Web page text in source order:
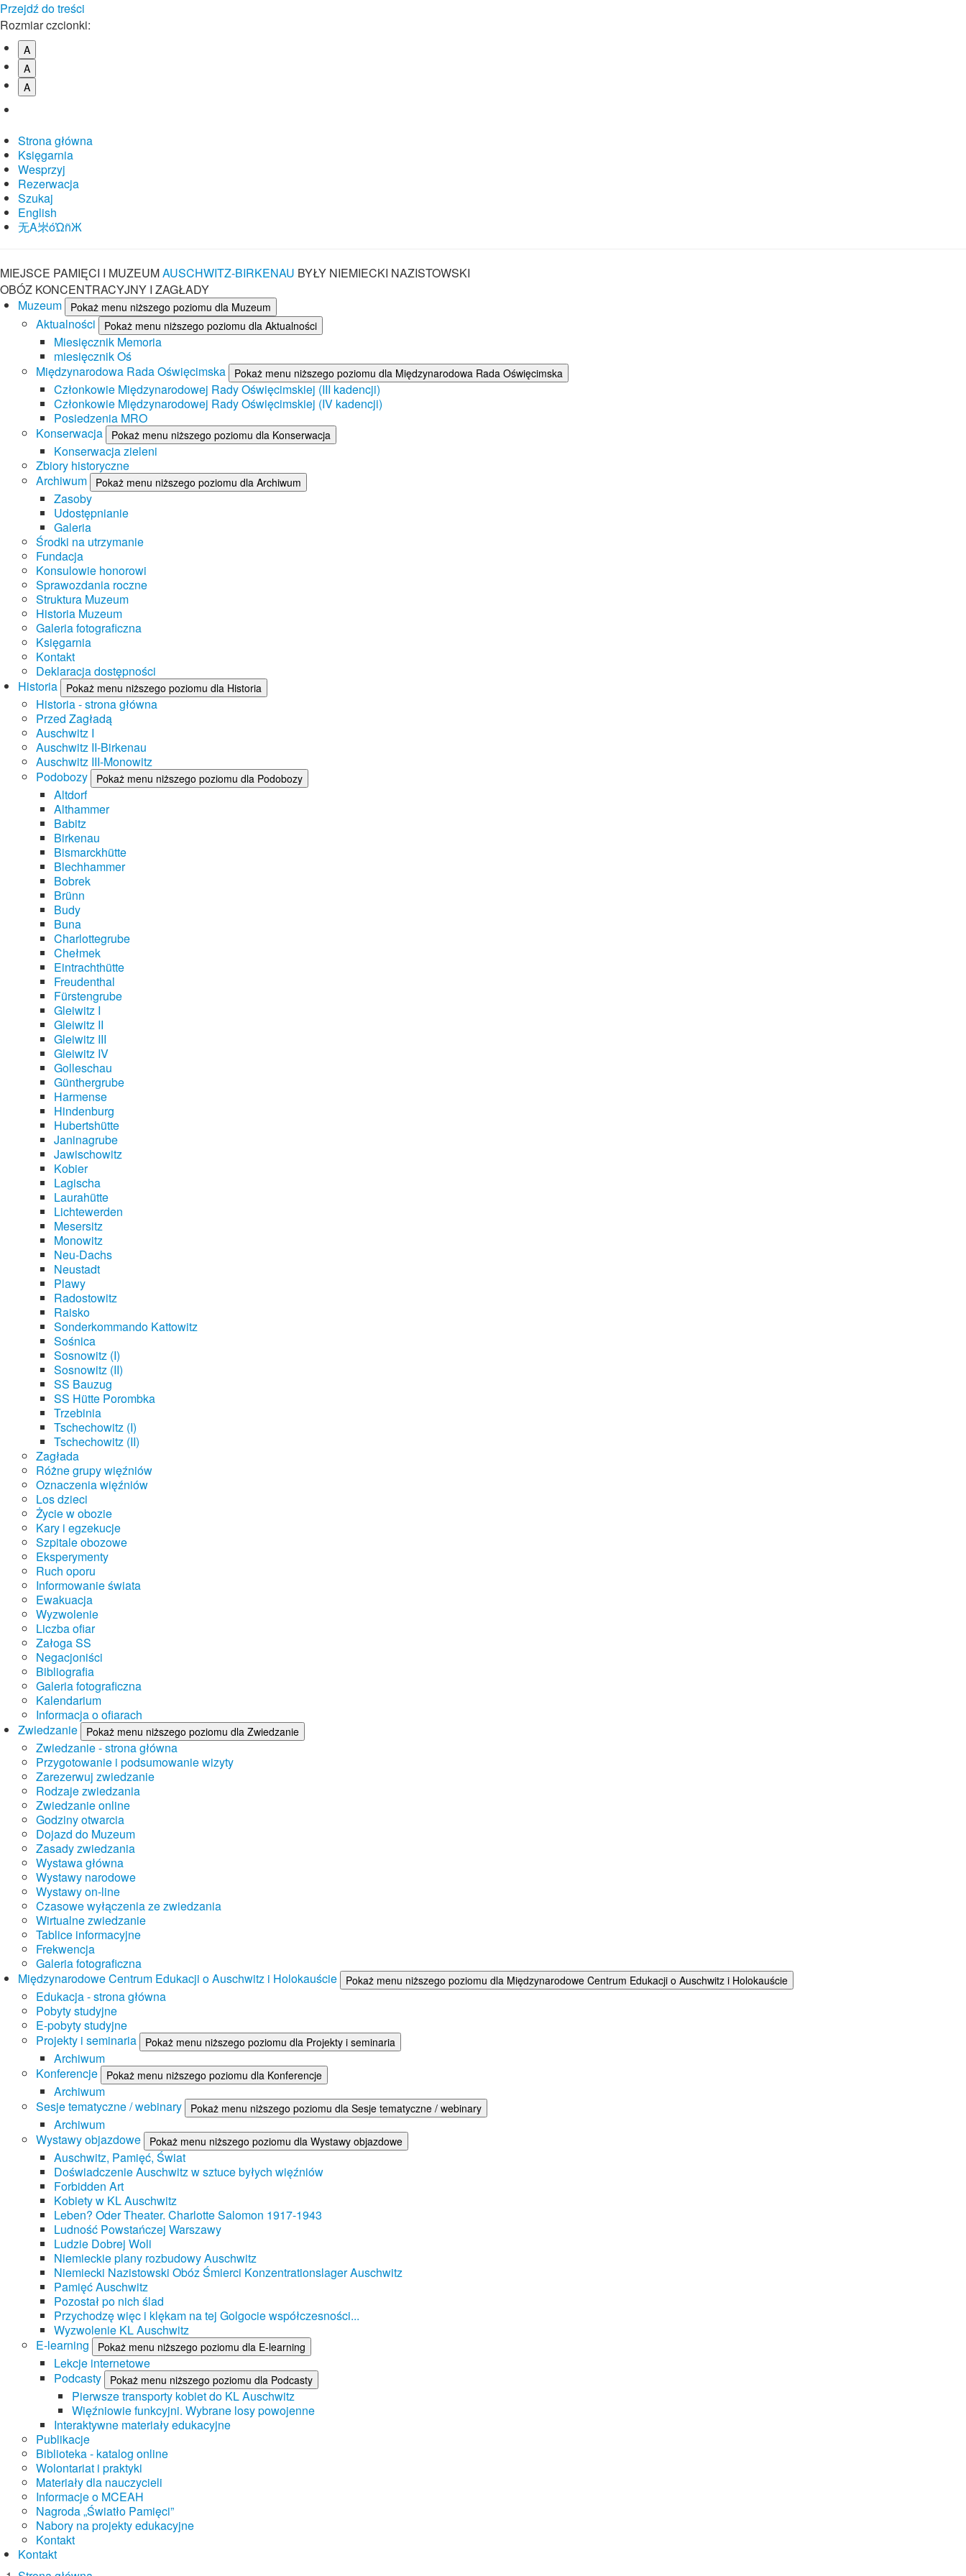
Przejdź do treści
Rozmiar czcionki:
A
A
A
Strona główna
Księgarnia
Wesprzyj
Rezerwacja
Szukaj
English
⽆A㞸óὨñЖ
MIEJSCE PAMIĘCI I MUZEUMAUSCHWITZ-BIRKENAU BYŁY NIEMIECKI NAZISTOWSKI
OBÓZ KONCENTRACYJNY I ZAGŁADY
Muzeum
Pokaż menu niższego poziomu dla Muzeum
Aktualności Pokaż menu niższego poziomu dla Aktualności
Miesięcznik Memoria
miesięcznik Oś
Międzynarodowa Rada Oświęcimska
Pokaż menu niższego poziomu dla Międzynarodowa Rada Oświęcimska
Członkowie Międzynarodowej Rady Oświęcimskiej (III kadencji)
Członkowie Międzynarodowej Rady Oświęcimskiej (IV kadencji)
Posiedzenia MRO
Konserwacja
Pokaż menu niższego poziomu dla Konserwacja
Konserwacja zieleni
Zbiory historyczne
Archiwum
Pokaż menu niższego poziomu dla Archiwum
Zasoby
Udostępnianie
Galeria
Środki na utrzymanie
Fundacja
Konsulowie honorowi
Sprawozdania roczne
Struktura Muzeum
Historia Muzeum
Galeria fotograficzna
Księgarnia
Kontakt
Deklaracja dostępności
Historia
Pokaż menu niższego poziomu dla Historia
Historia - strona główna
Przed Zagładą
Auschwitz I
Auschwitz II-Birkenau
Auschwitz III-Monowitz
Podobozy
Pokaż menu niższego poziomu dla Podobozy
Altdorf
Althammer
Babitz
Birkenau
Bismarckhütte
Blechhammer
Bobrek
Brünn
Budy
Buna
Charlottegrube
Chełmek
Eintrachthütte
Freudenthal
Fürstengrube
Gleiwitz I
Gleiwitz II
Gleiwitz III
Gleiwitz IV
Golleschau
Günthergrube
Harmense
Hindenburg
Hubertshütte
Janinagrube
Jawischowitz
Kobier
Lagischa
Laurahütte
Lichtewerden
Mesersitz
Monowitz
Neu-Dachs
Neustadt
Plawy
Radostowitz
Raisko
Sonderkommando Kattowitz
Sośnica
Sosnowitz (I)
Sosnowitz (II)
SS Bauzug
SS Hütte Porombka
Trzebinia
Tschechowitz (I)
Tschechowitz (II)
Zagłada
Różne grupy więźniów
Oznaczenia więźniów
Los dzieci
Życie w obozie
Kary i egzekucje
Szpitale obozowe
Eksperymenty
Ruch oporu
Informowanie świata
Ewakuacja
Wyzwolenie
Liczba ofiar
Załoga SS
Negacjoniści
Bibliografia
Galeria fotograficzna
Kalendarium
Informacja o ofiarach
Zwiedzanie
Pokaż menu niższego poziomu dla Zwiedzanie
Zwiedzanie - strona główna
Przygotowanie i podsumowanie wizyty
Zarezerwuj zwiedzanie
Rodzaje zwiedzania
Zwiedzanie online
Godziny otwarcia
Dojazd do Muzeum
Zasady zwiedzania
Wystawa główna
Wystawy narodowe
Wystawy on-line
Czasowe wyłączenia ze zwiedzania
Wirtualne zwiedzanie
Tablice informacyjne
Frekwencja
Galeria fotograficzna
Międzynarodowe Centrum Edukacji o Auschwitz i Holokauście
Pokaż menu niższego poziomu dla Międzynarodowe Centrum Edukacji o Auschwitz i Holokauście
Edukacja - strona główna
Pobyty studyjne
E-pobyty studyjne
Projekty i seminaria
Pokaż menu niższego poziomu dla Projekty i seminaria
Archiwum
Konferencje
Pokaż menu niższego poziomu dla Konferencje
Archiwum
Sesje tematyczne / webinary
Pokaż menu niższego poziomu dla Sesje tematyczne / webinary
Archiwum
Wystawy objazdowe
Pokaż menu niższego poziomu dla Wystawy objazdowe
Auschwitz, Pamięć, Świat
Doświadczenie Auschwitz w sztuce byłych więźniów
Forbidden Art
Kobiety w KL Auschwitz
Leben? Oder Theater. Charlotte Salomon 1917-1943
Ludność Powstańczej Warszawy
Ludzie Dobrej Woli
Niemieckie plany rozbudowy Auschwitz
Niemiecki Nazistowski Obóz Śmierci Konzentrationslager Auschwitz
Pamięć Auschwitz
Pozostał po nich ślad
Przychodzę więc i klękam na tej Golgocie współczesności...
Wyzwolenie KL Auschwitz
E-learning
Pokaż menu niższego poziomu dla E-learning
Lekcje internetowe
Podcasty
Pokaż menu niższego poziomu dla Podcasty
Pierwsze transporty kobiet do KL Auschwitz
Więźniowie funkcyjni. Wybrane losy powojenne
Interaktywne materiały edukacyjne
Publikacje
Biblioteka - katalog online
Wolontariat i praktyki
Materiały dla nauczycieli
Informacje o MCEAH
Nagroda „Światło Pamięci”
Nabory na projekty edukacyjne
Kontakt
Kontakt